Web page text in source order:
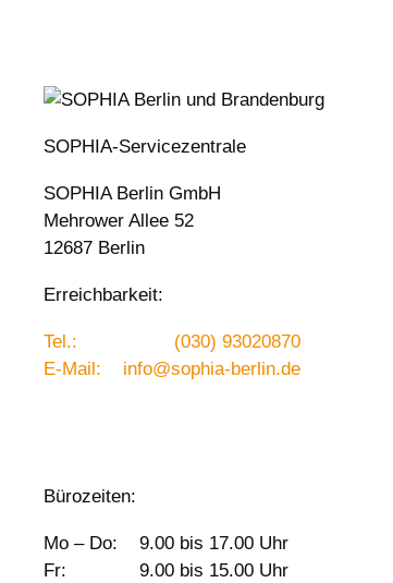
SOPHIA-Servicezentrale
SOPHIA Berlin GmbH
Mehrower Allee 52
12687 Berlin
Erreichbarkeit:
Tel.:
(030) 93020870
E-Mail:
info@sophia-berlin.de
Bürozeiten:
Mo – Do:
9.00 bis 17.00 Uhr
Fr:
9.00 bis 15.00 Uhr